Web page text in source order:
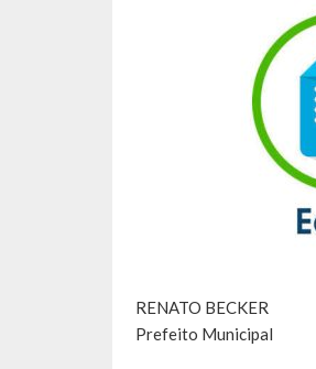
RENATO BECKER
Prefeito Municipal